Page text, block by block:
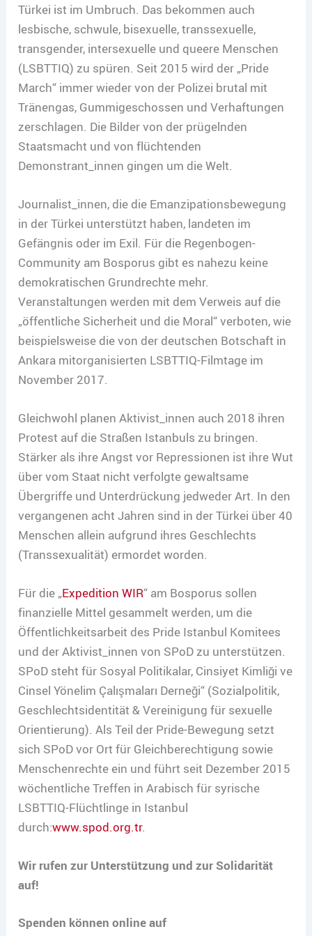
Türkei ist im Umbruch. Das bekommen auch
lesbische, schwule, bisexuelle, transsexuelle,
transgender, intersexuelle und queere Menschen
(LSBTTIQ) zu spüren. Seit 2015 wird der „Pride
March“ immer wieder von der Polizei brutal mit
Tränengas, Gummigeschossen und Verhaftungen
zerschlagen. Die Bilder von der prügelnden
Staatsmacht und von flüchtenden
Demonstrant_innen gingen um die Welt.
Journalist_innen, die die Emanzipationsbewegung
in der Türkei unterstützt haben, landeten im
Gefängnis oder im Exil. Für die Regenbogen-
Community am Bosporus gibt es nahezu keine
demokratischen Grundrechte mehr.
Veranstaltungen werden mit dem Verweis auf die
„öffentliche Sicherheit und die Moral“ verboten, wie
beispielsweise die von der deutschen Botschaft in
Ankara mitorganisierten LSBTTIQ-Filmtage im
November 2017.
Gleichwohl planen Aktivist_innen auch 2018 ihren
Protest auf die Straßen Istanbuls zu bringen.
Stärker als ihre Angst vor Repressionen ist ihre Wut
über vom Staat nicht verfolgte gewaltsame
Übergriffe und Unterdrückung jedweder Art. In den
vergangenen acht Jahren sind in der Türkei über 40
Menschen allein aufgrund ihres Geschlechts
(Transsexualität) ermordet worden.
Für die „Expedition WIR“ am Bosporus sollen
finanzielle Mittel gesammelt werden, um die
Öffentlichkeitsarbeit des Pride Istanbul Komitees
und der Aktivist_innen von SPoD zu unterstützen.
SPoD steht für Sosyal Politikalar, Cinsiyet Kimliği ve
Cinsel Yönelim Çalışmaları Derneği“ (Sozialpolitik,
Geschlechtsidentität & Vereinigung für sexuelle
Orientierung). Als Teil der Pride-Bewegung setzt
sich SPoD vor Ort für Gleichberechtigung sowie
Menschenrechte ein und führt seit Dezember 2015
wöchentliche Treffen in Arabisch für syrische
LSBTTIQ-Flüchtlinge in Istanbul
durch:www.spod.org.tr.
Wir rufen zur Unterstützung und zur Solidarität
auf!
Spenden können online auf